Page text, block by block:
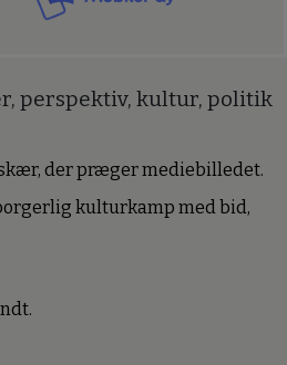
perspektiv, kultur, politik
der præger mediebilledet.
kulturkamp med bid,